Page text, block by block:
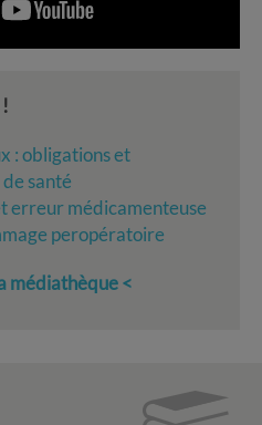
: obligations et
santé
erreur médicamenteuse
peropératoire
médiathèque <